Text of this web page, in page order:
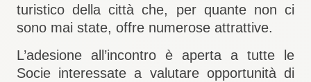
turistico della città che, per quante non ci
sono mai state, offre numerose attrattive.
L’adesione all’incontro è aperta a tutte le
Socie interessate a valutare opportunità di